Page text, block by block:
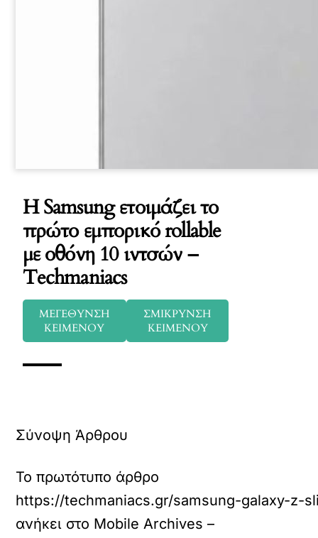
Η Samsung ετοιμάζει το
πρώτο εμπορικό rollable
με οθόνη 10 ιντσών –
Techmaniacs
ΜΕΓΕΘΥΝΣΗ
ΚΕΙΜΕΝΟΥ
ΣΜΙΚΡΥΝΣΗ
ΚΕΙΜΕΝΟΥ
Σύνοψη Άρθρου
Το πρωτότυπο άρθρο
https://techmaniacs.gr/samsung-galaxy-z-
ανήκει στο Mobile Archives –